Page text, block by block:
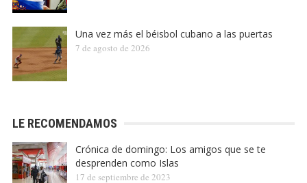
Una vez más el béisbol cubano a las puertas
7 de agosto de 2026
LE RECOMENDAMOS
Crónica de domingo: Los amigos que se te
desprenden como Islas
17 de septiembre de 2023